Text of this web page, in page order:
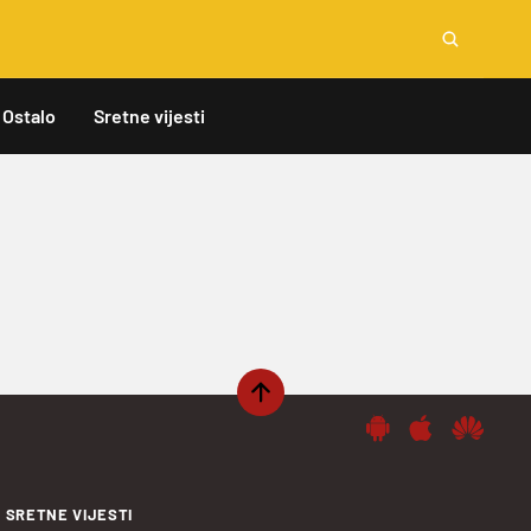
Ostalo Sretne vijesti
SRETNE VIJESTI